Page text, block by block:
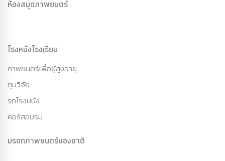
ห้องสมุดภาพยนตร์
โรงหนังโรงเรียน
ภาพยนตร์เพื่อผู้สูงอายุ
ทุนวิจัย
รถโรงหนัง
คอร์สอบรม
มรดกภาพยนตร์ของชาติ